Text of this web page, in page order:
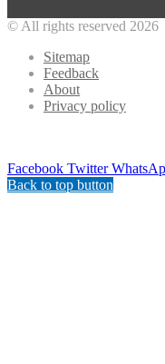
© All rights reserved 2026
Sitemap
Feedback
About
Privacy policy
Facebook Twitter
Back to top button